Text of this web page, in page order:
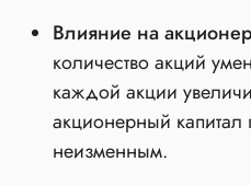
Влияние на
количество акций
каждой акции
акционерный капитал
неизменным.